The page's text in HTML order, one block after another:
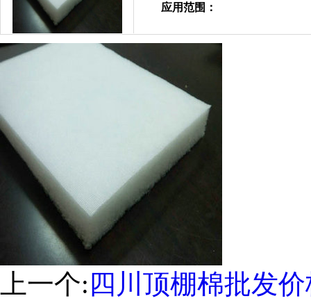
应用范围：
上一个:四川顶棚棉批发